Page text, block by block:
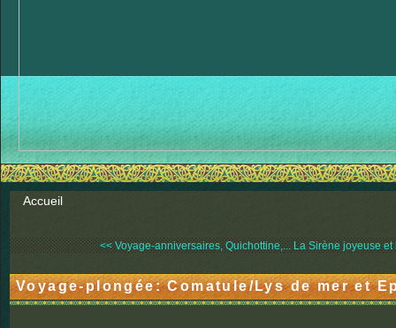
Accueil
<< Voyage-anniversaires, Quichottine,... La Sirène joyeuse et
Voyage-plongée: Comatule/Lys de mer et